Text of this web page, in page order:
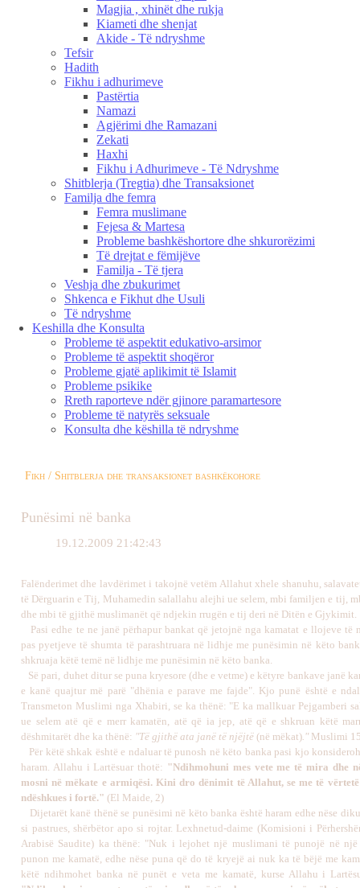
Magjia , xhinët dhe rukja
Kiameti dhe shenjat
Akide - Të ndryshme
Tefsir
Hadith
Fikhu i adhurimeve
Pastërtia
Namazi
Agjërimi dhe Ramazani
Zekati
Haxhi
Fikhu i Adhurimeve - Të Ndryshme
Shitblerja (Tregtia) dhe Transaksionet
Familja dhe femra
Femra muslimane
Fejesa & Martesa
Probleme bashkëshortore dhe shkurorëzimi
Të drejtat e fëmijëve
Familja - Të tjera
Veshja dhe zbukurimet
Shkenca e Fikhut dhe Usuli
Të ndryshme
Keshilla dhe Konsulta
Probleme të aspektit edukativo-arsimor
Probleme të aspektit shoqëror
Probleme gjatë aplikimit të Islamit
Probleme psikike
Rreth raporteve ndër gjinore paramartesore
Probleme të natyrës seksuale
Konsulta dhe këshilla të ndryshme
Fikh / Shitblerja dhe transaksionet bashkëkohore
Punësimi në banka
19.12.2009 21:42:43
Falënderimet dhe lavdërimet i takojnë vetëm Allahut xhele shanuhu,
të Dërguarin e Tij, Muhamedin salallahu alejhi ue selem, mbi familjen e tij,
dhe mbi të gjithë muslimanët që ndjekin rrugën e tij deri në Ditën e Gjykimit.
Pasi edhe te ne janë përhapur bankat që jetojnë nga kamatat e llojeve të
pas pyetjeve të shumta të parashtruara në lidhje me punësimin në këto
shkruaja këtë temë në lidhje me punësimin në këto banka.
Së pari, duhet ditur se puna kryesore (dhe e vetme) e këtyre bankave janë
e kanë quajtur më parë "dhënia e parave me fajde". Kjo punë është e
Transmeton Muslimi nga Xhabiri, se ka thënë: "E ka mallkuar Pejgamberi
ue selem atë që e merr kamatën, atë që ia jep, atë që e shkruan këtë
dëshmitarët dhe ka thënë: "Të gjithë ata janë të njëjtë (në mëkat)." Muslimi
Për këtë shkak është e ndaluar të punosh në këto banka pasi kjo
haram. Allahu i Lartësuar thotë: "Ndihmohuni mes vete me të mira dhe
mosni në mëkate e armiqësi. Kini dro dënimit të Allahut, se me të
ndëshkues i fortë." (El Maide, 2)
Dijetarët kanë thënë se punësimi në këto banka është haram edhe nëse
si pastrues, shërbëtor apo si rojtar. Lexhnetud-daime (Komisioni i
Arabisë Saudite) ka thënë: "Nuk i lejohet një muslimani të punojë në
punon me kamatë, edhe nëse puna që do të kryejë ai nuk ka të bëjë me
këtë ndihmohet banka në punët e veta me kamatë, kurse Allahu i